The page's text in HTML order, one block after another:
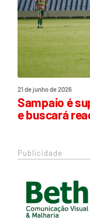
21 de junho de 2026
Sampaio é
e buscará
Publicidade